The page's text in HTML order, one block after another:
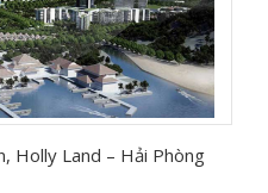
Holly Land – Hải Phòng